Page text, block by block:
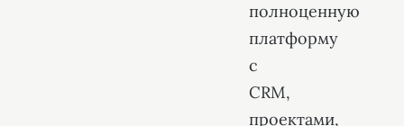
полноценную
платформу
с
CRM,
проектами,